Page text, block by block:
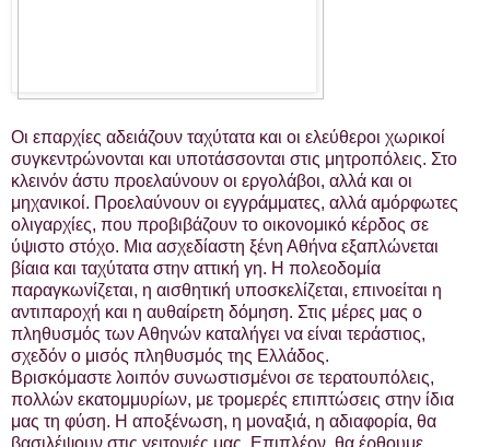
Οι επαρχίες αδειάζουν ταχύτατα και οι ελεύθεροι χωρικοί
συγκεντρώνονται και υποτάσσονται στις μητροπόλεις. Στο
κλεινόν άστυ προελαύνουν οι εργολάβοι, αλλά και οι
μηχανικοί. Προελαύνουν οι εγγράμματες, αλλά αμόρφωτες
ολιγαρχίες, που προβιβάζουν το οικονομικό κέρδος σε
ύψιστο στόχο. Μια ασχεδίαστη ξένη Αθήνα εξαπλώνεται
βίαια και ταχύτατα στην αττική γη. Η πολεοδομία
παραγκωνίζεται, η αισθητική υποσκελίζεται, επινοείται η
αντιπαροχή και η αυθαίρετη δόμηση. Στις μέρες μας ο
πληθυσμός των Αθηνών καταλήγει να είναι τεράστιος,
σχεδόν ο μισός πληθυσμός της Ελλάδος.
Βρισκόμαστε λοιπόν συνωστισμένοι σε τερατουπόλεις,
πολλών εκατομμυρίων, με τρομερές επιπτώσεις στην ίδια
μας τη φύση. Η αποξένωση, η μοναξιά, η αδιαφορία, θα